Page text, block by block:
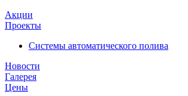
Акции
Проекты
Системы автоматического полива
Новости
Галерея
Цены